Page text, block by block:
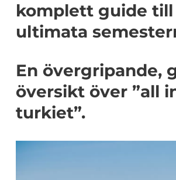
komplett guide till
ultimata
En övergripande,
översikt över ”all
turkiet”.